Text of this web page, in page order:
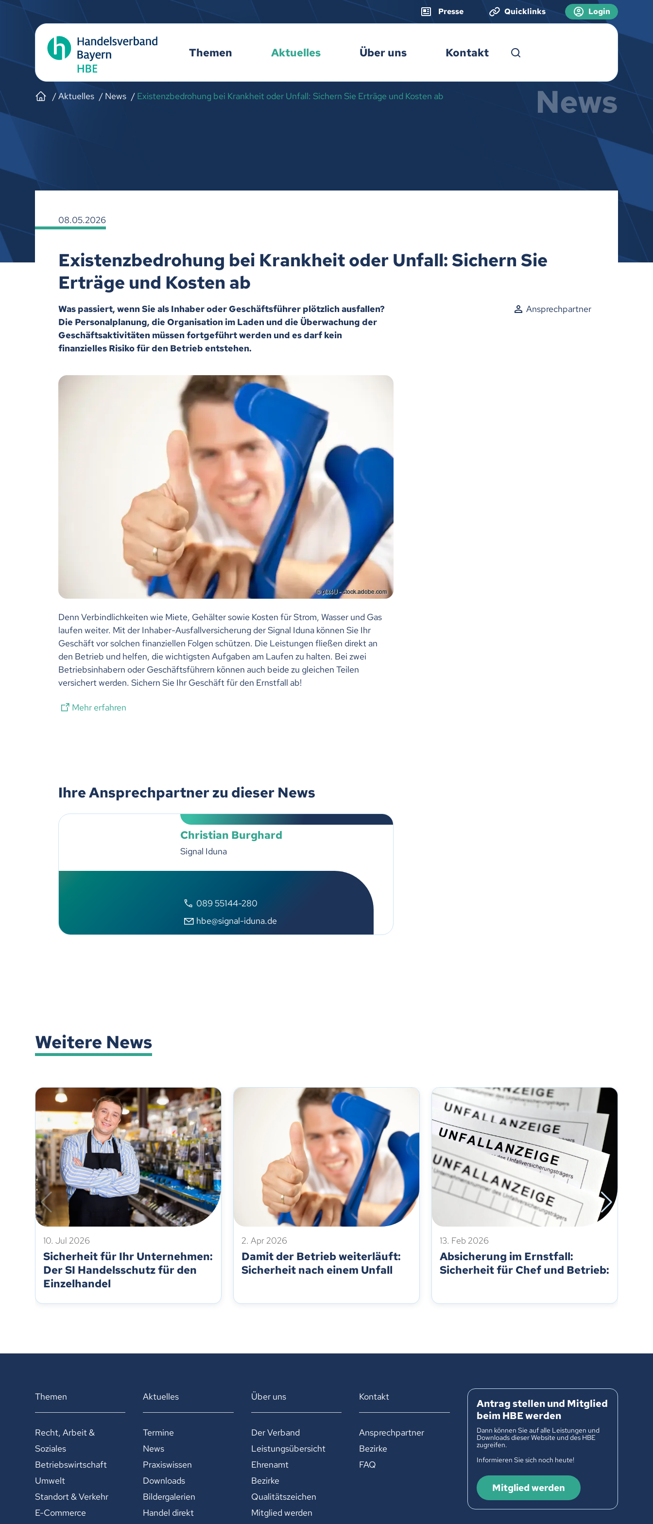
Presse Quicklinks Login
Themen Aktuelles Über uns Kontakt
Aktuelles News Existenzbedrohung bei Krankheit oder Unfall: Sichern Sie Erträge und Kosten ab News
08.05.2026
Existenzbedrohung bei Krankheit oder Unfall: Sichern Sie
Erträge und Kosten ab
Was passiert, wenn Sie als Inhaber oder Geschäftsführer plötzlich ausfallen?
Die Personalplanung, die Organisation im Laden und die Überwachung der
Geschäftsaktivitäten müssen fortgeführt werden und es darf kein
finanzielles Risiko für den Betrieb entstehen.
Ansprechpartner
Denn Verbindlichkeiten wie Miete, Gehälter sowie Kosten für Strom, Wasser und Gas
laufen weiter. Mit der Inhaber-Ausfallversicherung der Signal Iduna können Sie Ihr
Geschäft vor solchen finanziellen Folgen schützen. Die Leistungen fließen direkt an
den Betrieb und helfen, die wichtigsten Aufgaben am Laufen zu halten. Bei zwei
Betriebsinhabern oder Geschäftsführern können auch beide zu gleichen Teilen
versichert werden. Sichern Sie Ihr Geschäft für den Ernstfall ab!
Mehr erfahren
Ihre Ansprechpartner zu dieser News
Christian Burghard
Signal Iduna
089 55144-280
hbe@signal-iduna.de
Weitere News
10. Jul 2026
Sicherheit für Ihr Unternehmen:
Der SI Handelsschutz für den
Einzelhandel
2. Apr 2026
Damit der Betrieb weiterläuft:
Sicherheit nach einem Unfall
13. Feb 2026
Absicherung im Ernstfall:
Sicherheit für Chef und Betrieb:
Themen
Recht, Arbeit &
Soziales
Betriebswirtschaft
Umwelt
Standort & Verkehr
E-Commerce
Aktuelles
Termine
News
Praxiswissen
Downloads
Bildergalerien
Handel direkt
Über uns
Der Verband
Leistungsübersicht
Ehrenamt
Bezirke
Qualitätszeichen
Mitglied werden
Kontakt
Ansprechpartner
Bezirke
FAQ
Antrag stellen und Mitglied
beim HBE werden
Dann können Sie auf alle Leistungen und
Downloads dieser Website und des HBE
zugreifen.
Informieren Sie sich noch heute!
Mitglied werden